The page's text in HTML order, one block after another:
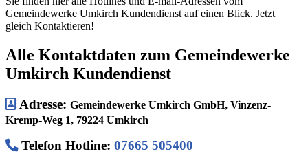
Gemeindewerke Umkirch Kundendienst auf einen Blick. Jetzt
gleich Kontaktieren!
Alle Kontaktdaten zum Gemeindewerke
Umkirch Kundendienst
Adresse: Gemeindewerke Umkirch GmbH, Vinzenz-
Kremp-Weg 1, 79224 Umkirch
Telefon Hotline: 07665 505400